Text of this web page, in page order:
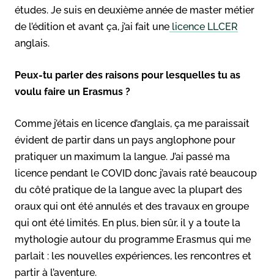
études. Je suis en deuxième année de master métier
de l’édition et avant ça, j’ai fait une licence LLCER
anglais.
Peux-tu parler des raisons pour lesquelles tu as
voulu faire un Erasmus ?
Comme j’étais en licence d’anglais, ça me paraissait
évident de partir dans un pays anglophone pour
pratiquer un maximum la langue. J’ai passé ma
licence pendant le COVID donc j’avais raté beaucoup
du côté pratique de la langue avec la plupart des
oraux qui ont été annulés et des travaux en groupe
qui ont été limités. En plus, bien sûr, il y a toute la
mythologie autour du programme Erasmus qui me
parlait : les nouvelles expériences, les rencontres et
partir à l’aventure.